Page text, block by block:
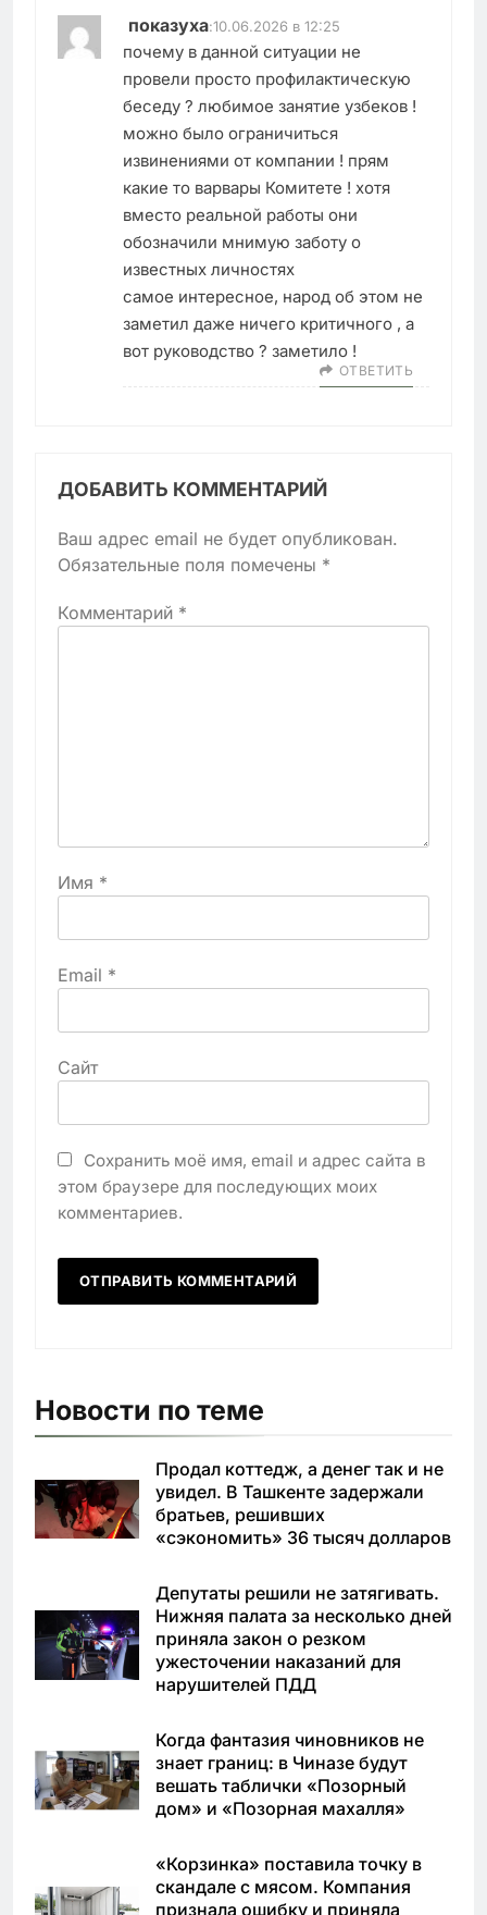
показуха:10.06.2026 в 12:25
почему в данной ситуации не
провели просто профилактическую
беседу ? любимое занятие узбеков !
можно было ограничиться
извинениями от компании ! прям
какие то варвары Комитете ! хотя
вместо реальной работы они
обозначили мнимую заботу о
известных личностях
самое интересное, народ об этом не
заметил даже ничего критичного , а
вот руководство ? заметило !
ОТВЕТИТЬ
ДОБАВИТЬ КОММЕНТАРИЙ
Ваш адрес email не будет опубликован.
Обязательные поля помечены *
Комментарий *
Имя *
Email *
Сайт
Сохранить моё имя, email и адрес сайта в
этом браузере для последующих моих
комментариев.
Новости по теме
Продал коттедж, а денег так и не
увидел. В Ташкенте задержали
братьев, решивших
«сэкономить» 36 тысяч долларов
Депутаты решили не затягивать.
Нижняя палата за несколько дней
приняла закон о резком
ужесточении наказаний для
нарушителей ПДД
Когда фантазия чиновников не
знает границ: в Чиназе будут
вешать таблички «Позорный
дом» и «Позорная махалля»
«Корзинка» поставила точку в
скандале с мясом. Компания
признала ошибку и приняла